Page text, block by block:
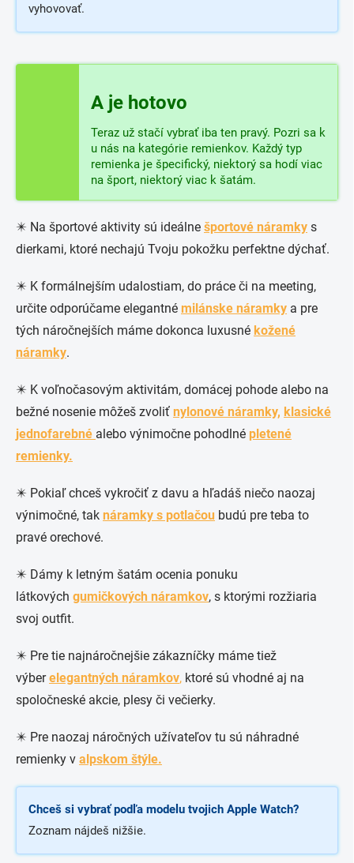
vyhovovať.
A je hotovo
Teraz už stačí vybrať iba ten pravý. Pozri sa k
u nás na kategórie remienkov. Každý typ
remienka je špecifický, niektorý sa hodí viac
na šport, niektorý viac k šatám.
✴️ Na športové aktivity sú ideálne športové náramky s
dierkami, ktoré nechajú Tvoju pokožku perfektne dýchať.
✴️ K formálnejším udalostiam, do práce či na meeting,
určite odporúčame elegantné milánske náramky a pre
tých náročnejších máme dokonca luxusné kožené
náramky.
✴️ K voľnočasovým aktivitám, domácej pohode alebo na
bežné nosenie môžeš zvoliť nylonové náramky, klasické
jednofarebné alebo výnimočne pohodlné pletené
remienky.
✴️ Pokiaľ chceš vykročiť z davu a hľadáš niečo naozaj
výnimočné, tak náramky s potlačou budú pre teba to
pravé orechové.
✴️ Dámy k letným šatám ocenia ponuku
látkových gumičkových náramkov, s ktorými rozžiaria
svoj outfit.
✴️ Pre tie najnáročnejšie zákazníčky máme tiež
výberelegantných náramkov, ktoré sú vhodné aj na
spoločneské akcie, plesy či večierky.
✴️ Pre naozaj náročných užívateľov tu sú náhradné
remienky v alpskom štýle.
Chceš si vybrať podľa modelu tvojich Apple Watch?
Zoznam nájdeš nižšie.